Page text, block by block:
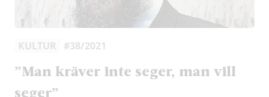
KULTUR #38/2021
”Man kräver inte seger, man vill
seger”